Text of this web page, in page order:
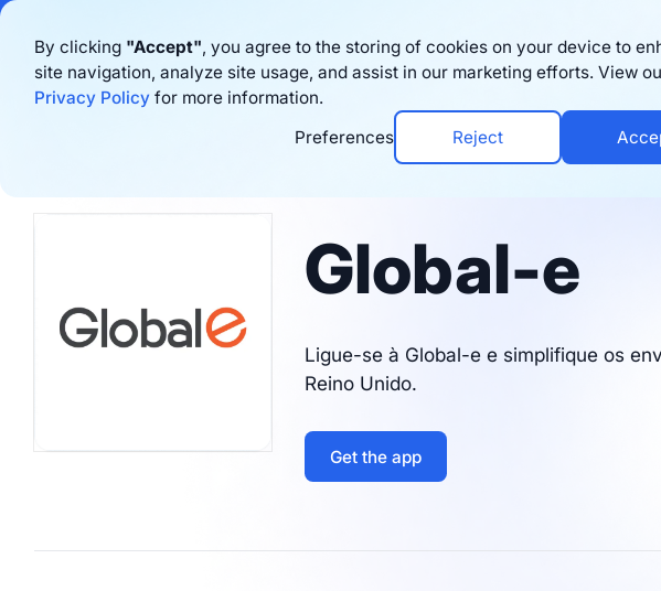
By clicking "Accept", you agree to the storing of cookies on your device to
site navigation, analyze site usage, and assist in our marketing efforts. View
Privacy Policyfor more information.
Preferences
Reject
Bigblue has joined Sifted's 100
Produto Recursos
Global-e
Ligue-se à Global-e e simplifique os
Reino Unido.
Get the app